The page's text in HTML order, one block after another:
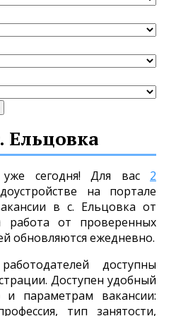
Ельцовка
сегодня! Для вас 2
на портале
в с. Ельцовка от
работа от проверенных
обновляются ежедневно.
доступны
Доступен удобный
параметрам вакансии:
тип занятости,